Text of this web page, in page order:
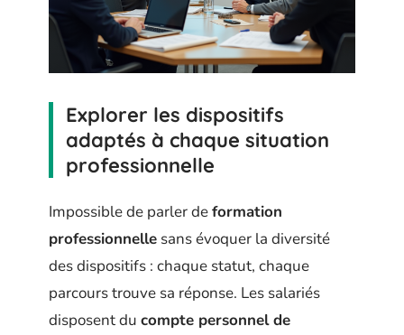
Explorer les dispositifs
adaptés à chaque situation
professionnelle
Impossible de parler deformation
professionnelle sans évoquer la diversité
des dispositifs : chaque statut, chaque
parcours trouve sa réponse. Les salariés
disposent du compte personnel de